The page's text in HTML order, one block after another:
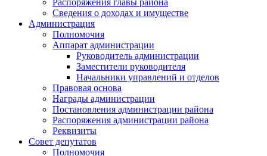
Распоряжения главы района
Сведения о доходах и имуществе
Администрация
Полномочия
Аппарат администрации
Руководитель администрации
Заместители руководителя
Начальники управлений и отделов
Правовая основа
Награды администрации
Постановления администрации района
Распоряжения администрации района
Реквизиты
Совет депутатов
Полномочия